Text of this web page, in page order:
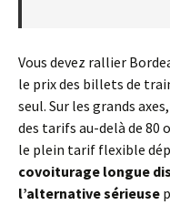
Vous devez rallier
le prix des billets de
seul. Sur les grands
des tarifs au-delà de 80
le plein tarif flexible
covoiturage longue
l’alternative sérieuse